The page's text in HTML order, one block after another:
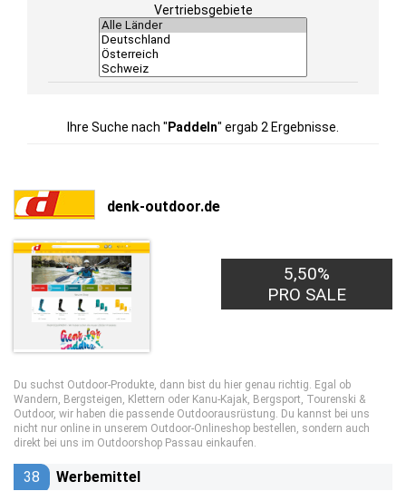
Vertriebsgebiete
Ihre Suche nach " Paddeln" ergab 2 Ergebnisse.
denk-outdoor.de
5,50%
PRO SALE
Du suchst Outdoor-Produkte, dann bist du hier genau richtig. Egal ob
Wandern, Bergsteigen, Klettern oder Kanu-Kajak, Bergsport, Tourenski &
Outdoor, wir haben die passende Outdoorausrüstung. Du kannst bei uns
nicht nur online in unserem Outdoor-Onlineshop bestellen, sondern auch
direkt bei uns im Outdoorshop Passau einkaufen.
38 Werbemittel